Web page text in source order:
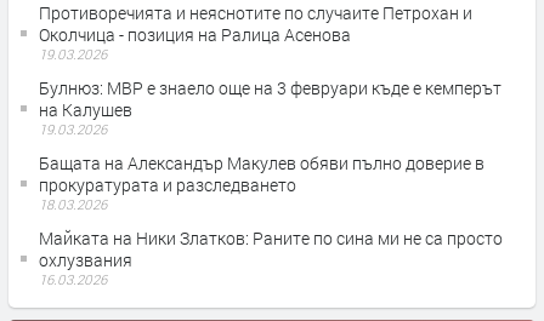
Противоречията и неяснотите по случаите Петрохан и
Околчица - позиция на Ралица Асенова
19.03.2026
Булнюз: МВР е знаело още на 3 февруари къде е кемперът
на Калушев
19.03.2026
Бащата на Александър Макулев обяви пълно доверие в
прокуратурата и разследването
18.03.2026
Майката на Ники Златков: Раните по сина ми не са просто
охлузвания
16.03.2026